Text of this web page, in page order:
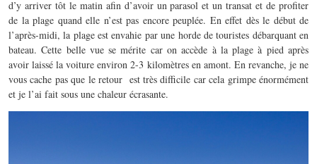
d’y arriver tôt le matin afin d’avoir un parasol et un transat et de profiter
de la plage quand elle n’est pas encore peuplée. En effet dès le début de
l’après-midi, la plage est envahie par une horde de touristes débarquant en
bateau. Cette belle vue se mérite car on accède à la plage à pied après
avoir laissé la voiture environ 2-3 kilomètres en amont. En revanche, je ne
vous cache pas que le retour est très difficile car cela grimpe énormément
et je l’ai fait sous une chaleur écrasante.